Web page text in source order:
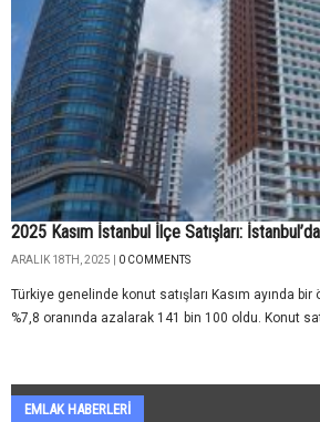
2025 Kasım İstanbul İlçe Satışları:
ARALIK 18TH, 2025 | 0 COMMENTS
Türkiye genelinde konut satışları Kasım ayında bir
%7,8 oranında azalarak 141 bin 100 oldu. Konut
EMLAK HABERLERI